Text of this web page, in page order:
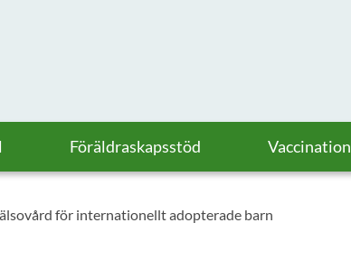
Föräldraskapsstöd Vaccination
för internationellt adopterade barn